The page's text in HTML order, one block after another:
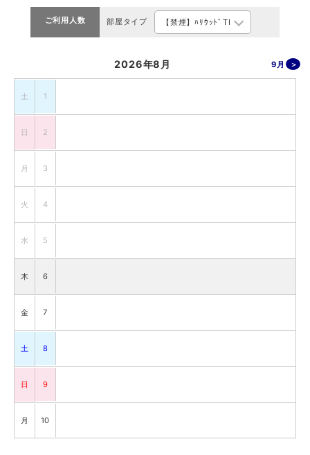
ご利用人数 部屋タイプ
2026年8月 9月
土 1
日 2
月 3
火 4
水 5
木 6
金 7
土 8
日 9
月 10